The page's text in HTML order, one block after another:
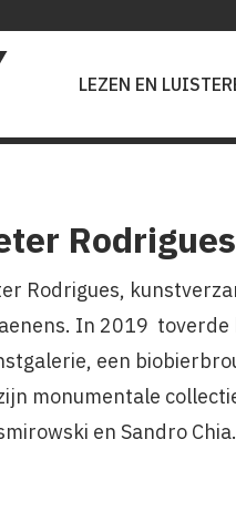
navigation
LEZEN EN
Rodrigues
Rodrigues,
In 2019 toverde
een
monumentale
en Sandro